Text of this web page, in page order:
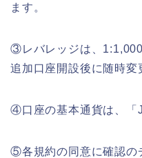
ます。
③レバレッジは、
追加口座開設後に随時変
④口座の基本通貨は、「
⑤各規約の同意に確認の